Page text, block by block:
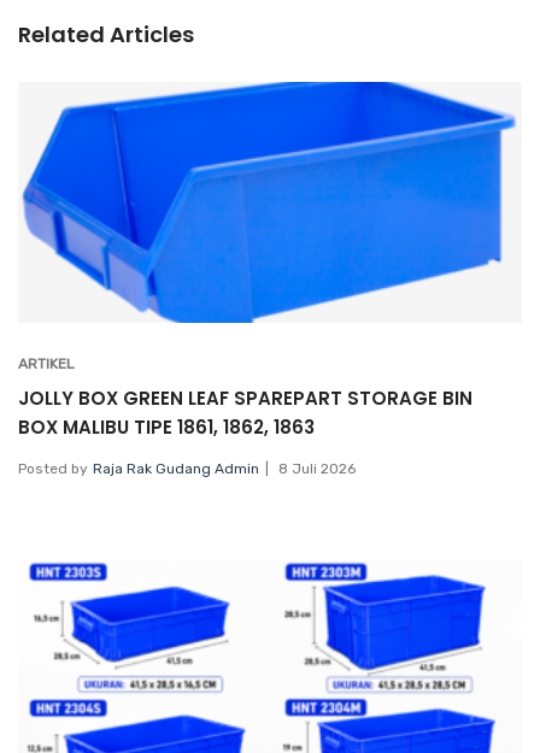
Related Articles
ARTIKEL
JOLLY BOX GREEN LEAF SPAREPART STORAGE BIN
BOX MALIBU TIPE 1861, 1862, 1863
Posted by Raja Rak Gudang Admin 8 Juli 2026